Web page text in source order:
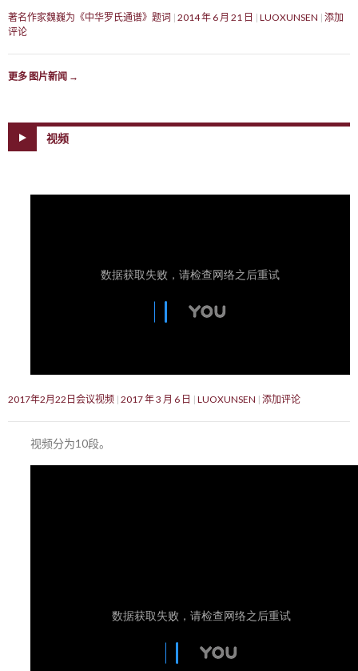
著名作家魏巍为《中华罗氏通谱》题词 2014 年 6 月 21 日 LUOXUNSEN 添加
评论
更多 图片新闻 →
视频
2017年2月22日会议视频 2017 年 3 月 6 日 LUOXUNSEN 添加评论
视频分为10段。